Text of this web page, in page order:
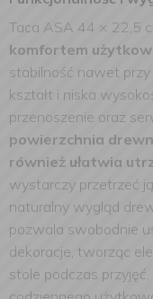
Taca ASA 44 × 22,5
komfortem
stabilność nawet
kształt i niska
przenoszenie oraz
powierzchnia
również ułatwia
wystarczy przetrzeć
naturalny wygląd
pozwala swobodnie
dekoracje, tworząc
stole podczas